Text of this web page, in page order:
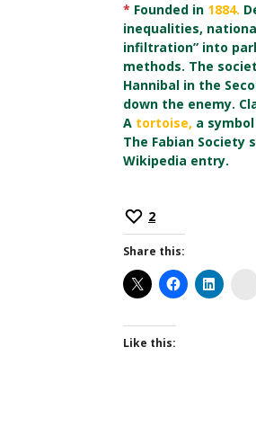
* Founded in 1884.
inequalities,
infiltration” into
methods. The
Hannibal in the
down the enemy.
A tortoise, a
The Fabian Society
Wikipedia entry.
2
Share this:
Like this: